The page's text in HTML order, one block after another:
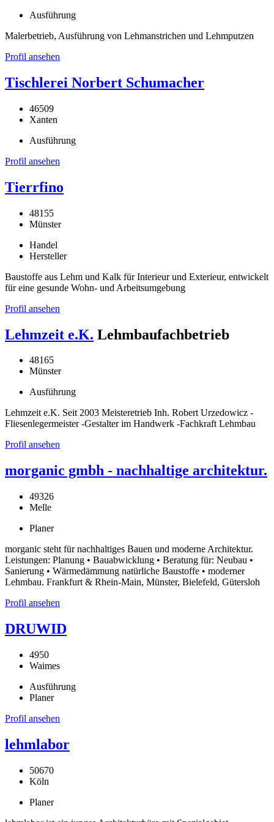
Ausführung
Malerbetrieb, Ausführung von Lehmanstrichen und Lehmputzen
Profil ansehen
Tischlerei Norbert Schumacher
46509
Xanten
Ausführung
Profil ansehen
Tierrfino
48155
Münster
Handel
Hersteller
Baustoffe aus Lehm und Kalk für Interieur und Exterieur, entwickelt
für eine gesunde Wohn- und Arbeitsumgebung
Profil ansehen
Lehmzeit e.K. Lehmbaufachbetrieb
48165
Münster
Ausführung
Lehmzeit e.K. Seit 2003 Meisteretrieb Inh. Robert Urzedowicz -
Fliesenlegermeister -Gestalter im Handwerk -Fachkraft Lehmbau
Profil ansehen
morganic gmbh - nachhaltige architektur.
49326
Melle
Planer
morganic steht für nachhaltiges Bauen und moderne Architektur.
Leistungen: Planung • Bauabwicklung • Beratung für: Neubau •
Sanierung • Wärmedämmung natürliche Baustoffe • moderner
Lehmbau. Frankfurt & Rhein-Main, Münster, Bielefeld, Gütersloh
Profil ansehen
DRUWID
4950
Waimes
Ausführung
Planer
Profil ansehen
lehmlabor
50670
Köln
Planer